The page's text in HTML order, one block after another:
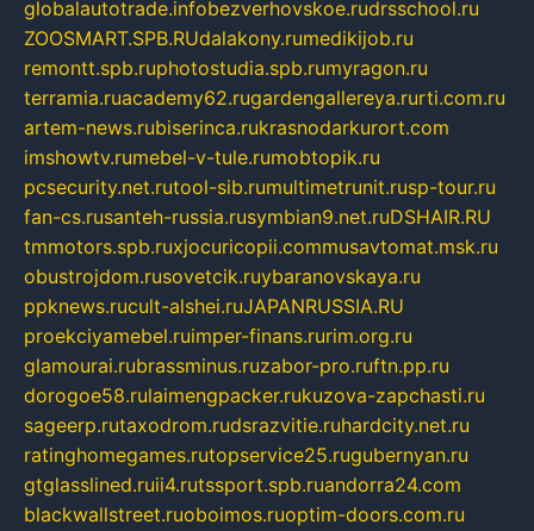
globalautotrade.infobezverhovskoe.rudrsschool.ru
ZOOSMART.SPB.RUdalakony.rumedikijob.ru
remontt.spb.ruphotostudia.spb.rumyragon.ru
terramia.ruacademy62.rugardengallereya.rurti.com.ru
artem-news.rubiserinca.rukrasnodarkurort.com
imshowtv.rumebel-v-tule.rumobtopik.ru
pcsecurity.net.rutool-sib.rumultimetrunit.rusp-tour.ru
fan-cs.rusanteh-russia.rusymbian9.net.ruDSHAIR.RU
tmmotors.spb.ruxjocuricopii.commusavtomat.msk.ru
obustrojdom.rusovetcik.ruybaranovskaya.ru
ppknews.rucult-alshei.ruJAPANRUSSIA.RU
proekciyamebel.ruimper-finans.rurim.org.ru
glamourai.rubrassminus.ruzabor-pro.ruftn.pp.ru
dorogoe58.rulaimengpacker.rukuzova-zapchasti.ru
sageerp.rutaxodrom.rudsrazvitie.ruhardcity.net.ru
ratinghomegames.rutopservice25.rugubernyan.ru
gtglasslined.ruii4.rutssport.spb.ruandorra24.com
blackwallstreet.ruoboimos.ruoptim-doors.com.ru